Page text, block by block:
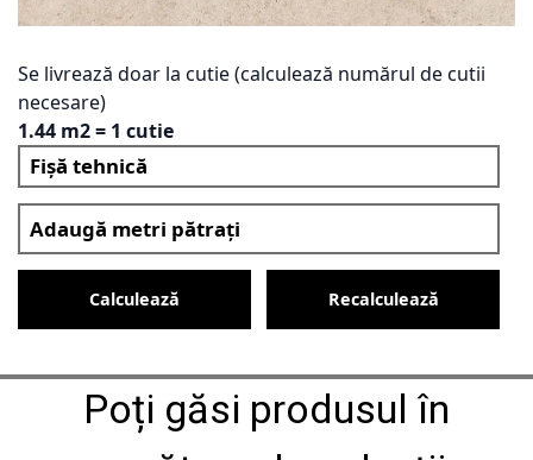
Se livrează doar la cutie (calculează numărul de cutii
necesare)
1.44 m2 = 1 cutie
Fișă tehnică
Calculează Recalculează
Poți găsi produsul în